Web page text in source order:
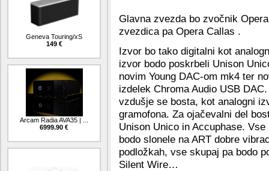
Geneva Touring/xS
149 €
Arcam Radia AVA35 | ...
6999.90 €
Glavna zvezda bo zvočnik
zvezdica pa Opera Callas .
Izvor bo tako digitalni kot
izvor bodo poskrbeli Unison
novim Young DAC-om mk4 ter
izdelek Chroma Audio USB
vzdušje se bosta, kot analogni
gramofona. Za ojačevalni del
Unison Unico in Accuphase. Vse
bodo slonele na ART dobre
podložkah, vse skupaj pa bodo
Silent Wire…